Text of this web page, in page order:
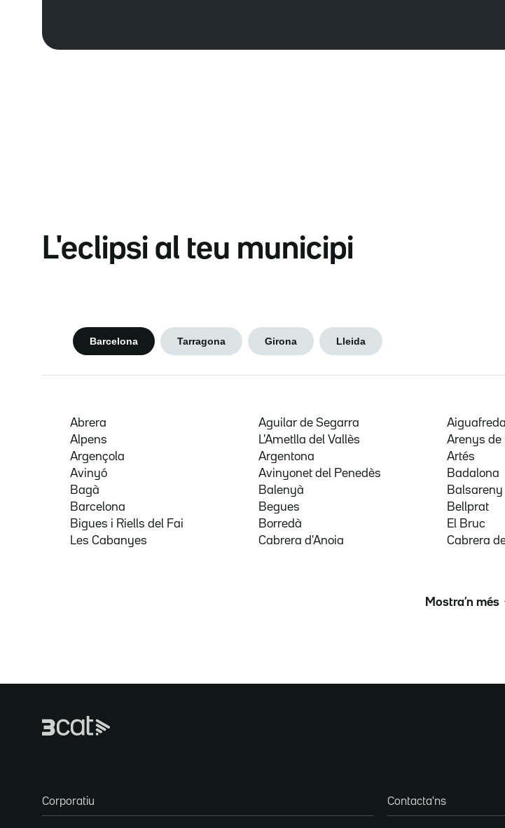
L'eclipsi al teu municipi
Barcelona Tarragona Girona Lleida
Abrera Aguilar de Segarra Aiguafreda
Alpens
L'Ametlla del Vallès Arenys de
Argençola
Argentona Artés
Avinyó
Avinyonet del Penedès Badalona
Bagà
Balenyà Balsareny
Barcelona
Begues Bellprat
Bigues i Riells del Fai
Borredà El Bruc
Les Cabanyes
Cabrera d'Anoia Cabrera
Mostra’n més
Corporatiu Contacta'ns